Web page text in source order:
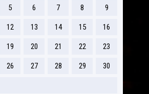
5 6 7 8 9
12 13 14 15 16
19 20 21 22 23
26 27 28 29 30